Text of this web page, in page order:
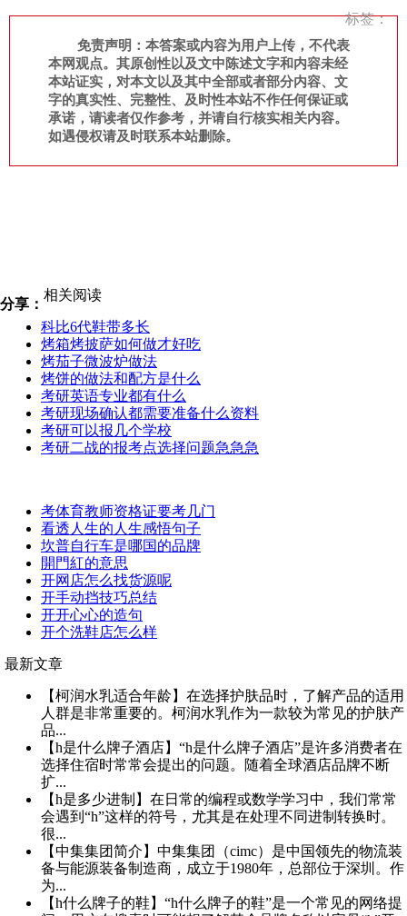
标签：
免责声明：本答案或内容为用户上传，不代表
本网观点。其原创性以及文中陈述文字和内容未经
本站证实，对本文以及其中全部或者部分内容、文
字的真实性、完整性、及时性本站不作任何保证或
承诺，请读者仅作参考，并请自行核实相关内容。
如遇侵权请及时联系本站删除。
分享：
相关阅读
科比6代鞋带多长
烤箱烤披萨如何做才好吃
烤茄子微波炉做法
烤饼的做法和配方是什么
考研英语专业都有什么
考研现场确认都需要准备什么资料
考研可以报几个学校
考研二战的报考点选择问题急急急
考体育教师资格证要考几门
看透人生的人生感悟句子
坎普自行车是哪国的品牌
開門紅的意思
开网店怎么找货源呢
开手动挡技巧总结
开开心心的造句
开个洗鞋店怎么样
最新文章
【柯润水乳适合年龄】在选择护肤品时，了解产品的适用
人群是非常重要的。柯润水乳作为一款较为常见的护肤产
品...
【h是什么牌子酒店】“h是什么牌子酒店”是许多消费者在
选择住宿时常常会提出的问题。随着全球酒店品牌不断
扩...
【h是多少进制】在日常的编程或数学学习中，我们常常
会遇到“h”这样的符号，尤其是在处理不同进制转换时。
很...
【中集集团简介】中集集团（cimc）是中国领先的物流装
备与能源装备制造商，成立于1980年，总部位于深圳。作
为...
【h什么牌子的鞋】“h什么牌子的鞋”是一个常见的网络提